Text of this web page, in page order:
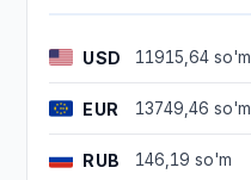
USD 11915,64 so'm
EUR 13749,46 so'm
RUB 146,19 so'm